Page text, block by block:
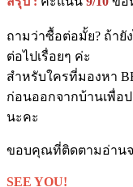
ถามว่าซื้อต่อมั้ย? ถ้ายั
ต่อไปเรื่อยๆ ค่ะ
สำหรับใครที่มองหา
ก่อนออกจากบ้านเพื่อ
นะคะ
ขอบคุณที่ติดตามอ่าน
SEE YOU!